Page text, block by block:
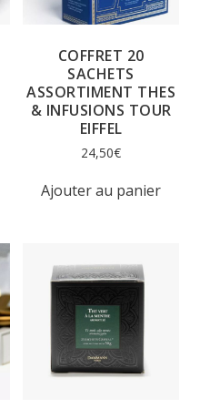
COFFRET 20
SACHETS
ASSORTIMENT THES
& INFUSIONS TOUR
EIFFEL
24,50€
Ajouter au panier